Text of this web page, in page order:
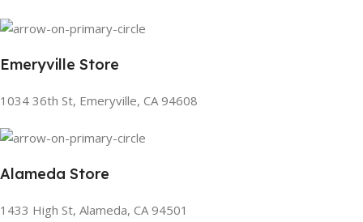
Emeryville Store
1034 36th St, Emeryville, CA 94608
Alameda Store
1433 High St, Alameda, CA 94501